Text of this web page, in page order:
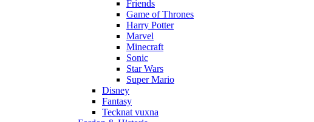
Friends
Game of Thrones
Harry Potter
Marvel
Minecraft
Sonic
Star Wars
Super Mario
Disney
Fantasy
Tecknat vuxna